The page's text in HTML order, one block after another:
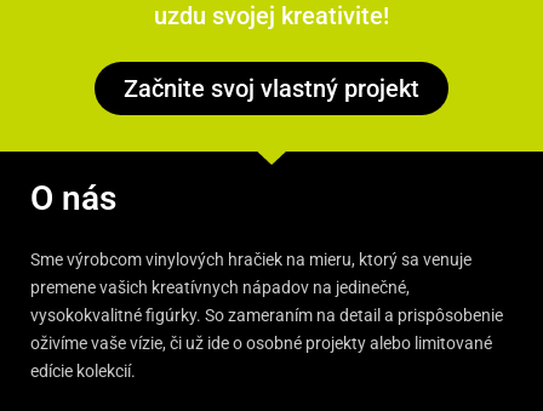
uzdu svojej kreativite!
Začnite svoj vlastný projekt
O nás
Sme výrobcom vinylových hračiek na mieru, ktorý sa venuje
premene vašich kreatívnych nápadov na jedinečné,
vysokokvalitné figúrky. So zameraním na detail a prispôsobenie
oživíme vaše vízie, či už ide o osobné projekty alebo limitované
edície kolekcií.